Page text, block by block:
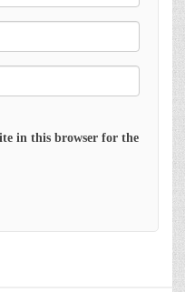
in this browser for the